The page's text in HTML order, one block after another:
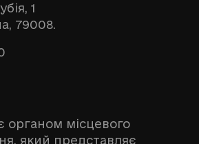
1
79008.
органом місцевого
який представляє